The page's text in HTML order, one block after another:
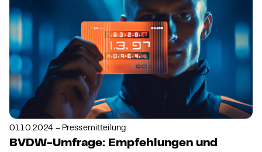
01.10.2024 – Pressemitteilung
BVDW-Umfrage: Empfehlungen und